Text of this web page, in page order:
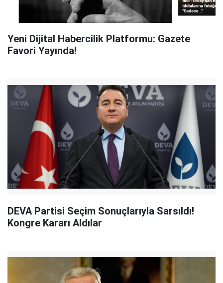
Yeni Dijital Habercilik Platformu: Gazete
Favori Yayında!
DEVA Partisi Seçim Sonuçlarıyla Sarsıldı!
Kongre Kararı Aldılar